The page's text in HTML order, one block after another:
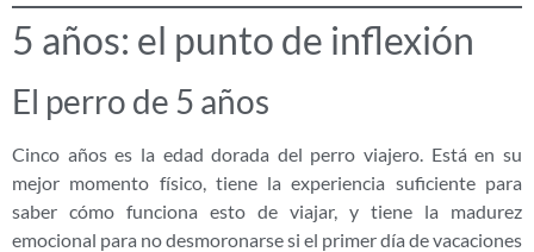
5 años: el punto de inflexión
El perro de 5 años
Cinco años es la edad dorada del perro viajero. Está en su
mejor momento físico, tiene la experiencia suficiente para
saber cómo funciona esto de viajar, y tiene la madurez
emocional para no desmoronarse si el primer día de vacaciones